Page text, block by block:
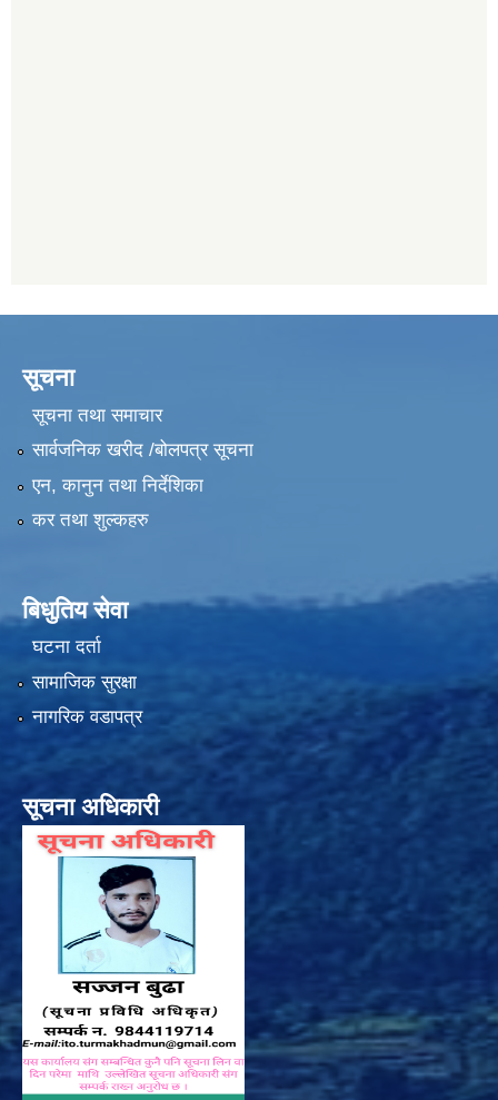
सूचना
सूचना तथा समाचार
सार्वजनिक खरीद /बोलपत्र सूचना
एन, कानुन तथा निर्देशिका
कर तथा शुल्कहरु
बिधुतिय सेवा
घटना दर्ता
सामाजिक सुरक्षा
नागरिक वडापत्र
सूचना अधिकारी